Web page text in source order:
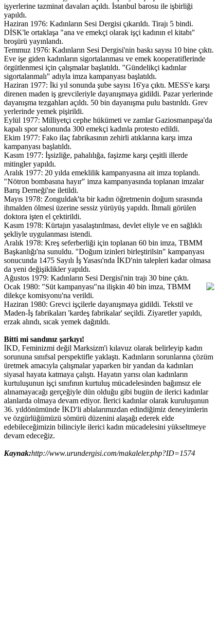
işyerlerine tazminat davaları açıldı. İstanbul barosu ile işbirliği
yapıldı.
Haziran 1976: Kadınların Sesi Dergisi çıkarıldı. Tirajı 5 bindi.
DİSK'le ortaklaşa "ana ve emekçi olarak işçi kadının el kitabı"
broşürü yayınlandı.
Temmuz 1976: Kadınların Sesi Dergisi'nin baskı sayısı 10 bine çıktı.
Eve işe giden kadınların sigortalanması ve emek kooperatiflerinde
örgütlenmesi için çalışmalar başlatıldı. "Gündelikçi kadınlar
sigortalanmalı" adıyla imza kampanyası başlatıldı.
Haziran 1977: İki yıl sonunda şube sayısı 16'ya çıktı. MESS'e karşı
direnen maden iş grevcileriyle dayanışmaya gidildi. Pazar yerlerinde
dayanışma tezgahları açıldı. 50 bin dayanışma pulu bastırıldı. Grev
yerlerinde yemek pişirildi.
Eylül 1977: Milliyetçi cephe hükümeti ve zamlar Gaziosmanpaşa'da
kapalı spor salonunda 300 emekçi kadınla protesto edildi.
Ekim 1977: Fako ilaç fabrikasının zehirli atıklarına karşı imza
kampanyası başlatıldı.
Kasım 1977: İşsizliğe, pahalılığa, faşizme karşı çeşitli illerde
mitingler yapıldı.
Aralık 1977: 20 yılda emeklilik kampanyasına ait imza toplandı.
"Nötron bombasına hayır" imza kampanyasında toplanan imzalar
Barış Derneği'ne iletildi.
Mayıs 1978: Zonguldak'ta bir kadın öğretmenin doğum sırasında
ihmalden ölmesi üzerine sessiz yürüyüş yapıldı. İhmali görülen
doktora işten el çektirildi.
Kasım 1978: Kürtajın yasalaştırılması, devlet eliyle ve en sağlıklı
şekliyle uygulanması istendi.
Aralık 1978: Kreş seferberliği için toplanan 60 bin imza, TBMM
Başkanlığı'na sunuldu. "Doğum izinleri birleştirilsin" kampanyası
sonucunda 1475 Sayılı İş Yasası'nda İKD'nin talepleri kadar olmasa
da yeni değişiklikler yapıldı.
Ağustos 1979: Kadınların Sesi Dergisi'nin trajı 30 bine çıktı.
Ocak 1980: "Süt kampanyası"na ilişkin 40 bin imza, TBMM
dilekçe komisyonu'na verildi.
Haziran 1980: Grevci işçilerle dayanışmaya gidildi. Tekstil ve
Maden-İş fabrikaları 'kardeş fabrikalar' seçildi. Ziyaretler yapıldı,
erzak alındı, sıcak yemek dağıtıldı.
Bitti mi sandınız şarkıyı!
İKD, Feminizmi değil Marksizm'i kılavuz olarak belirleyip kadın
sorununa sınıfsal perspektifle yaklaştı. Kadınların sorunlarına çözüm
üretmek amacıyla çalışmalar yaparken bir yandan da kadınları
siyasal hayata katmaya çalıştı. Hayatın yarısı olan kadınların
kurtuluşunun işçi sınıfının kurtuluş mücadelesinden bağımsız ele
alınamayacağı gerçeğiyle dün olduğu gibi bugün de ilerici kadınlar
alanlarda olmaya devam ediyor. İlerici kadınlar olarak kuruluşunun
36. yıldönümünde İKD'li ablalarımızdan edindiğimiz deneyimlerin
ve özgürlüğümüzü sömürü düzenini alaşağı ederek elde
edebileceğimizin bilinciyle ilerici kadın mücadelesini yükseltmeye
devam edeceğiz.
Kaynak:http://www.urundergisi.com/makaleler.php?ID=1574